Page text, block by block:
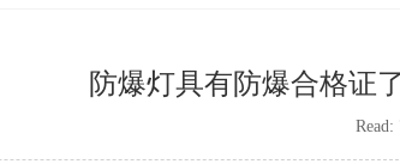
防爆灯具有防爆合格证
Read: